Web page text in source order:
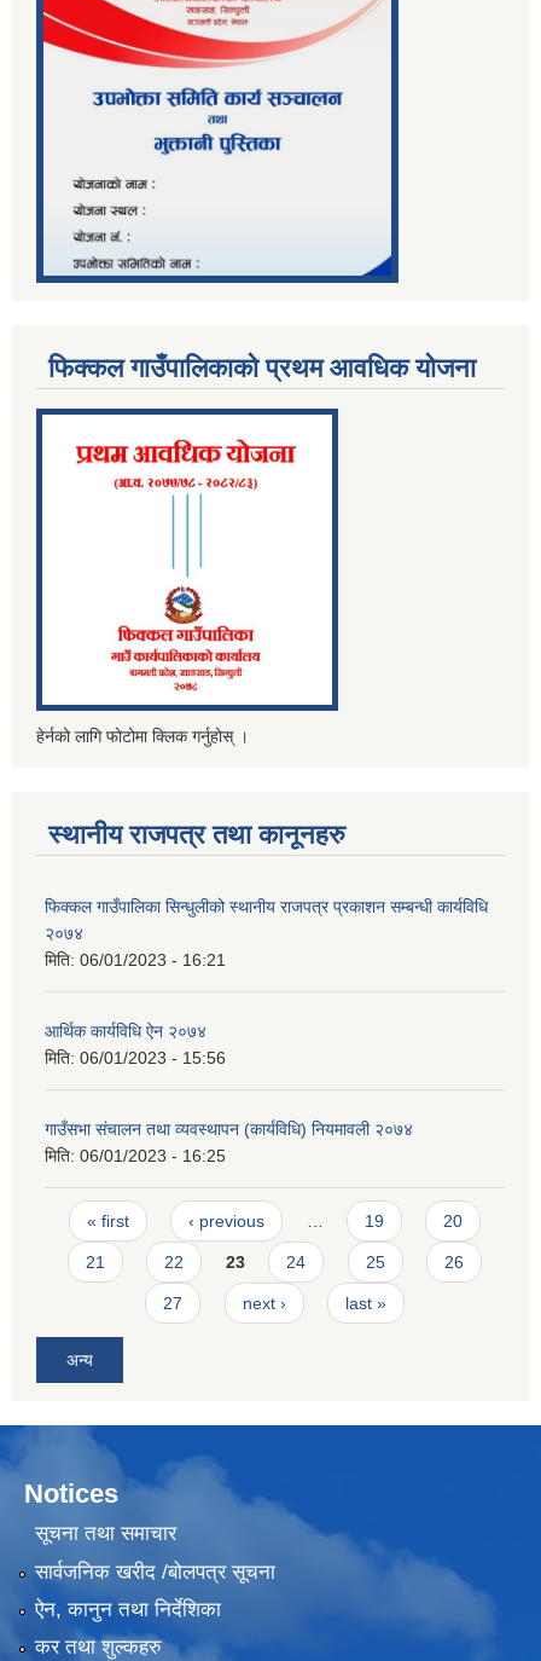
फिक्कल गाउँपालिकाको प्रथम आवधिक योजना
हेर्नको लागि फोटोमा क्लिक गर्नुहोस् ।
स्थानीय राजपत्र तथा कानूनहरु
फिक्कल गाउँपालिका सिन्धुलीको स्थानीय राजपत्र प्रकाशन सम्बन्धी कार्यविधि
२०७४
मिति: 06/01/2023 - 16:21
आर्थिक कार्यविधि ऐन २०७४
मिति: 06/01/2023 - 15:56
गाउँसभा संचालन तथा व्यवस्थापन (कार्यविधि) नियमावली २०७४
मिति: 06/01/2023 - 16:25
Pages
« first ‹ previous … 19 20
21 22 23 24 25 26
27 next › last »
अन्य
Notices
सूचना तथा समाचार
सार्वजनिक खरीद /बोलपत्र सूचना
ऐन, कानुन तथा निर्देशिका
कर तथा शुल्कहरु